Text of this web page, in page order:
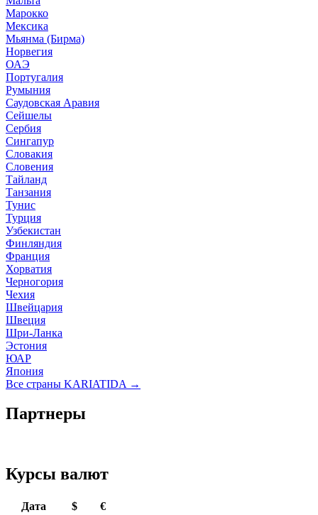
Марокко
Мексика
Мьянма (Бирма)
Норвегия
ОАЭ
Португалия
Румыния
Саудовская Аравия
Сейшелы
Сербия
Сингапур
Словакия
Словения
Тайланд
Танзания
Тунис
Турция
Узбекистан
Финляндия
Франция
Хорватия
Черногория
Чехия
Швейцария
Швеция
Шри-Ланка
Эстония
ЮАР
Япония
Все страны KARIATIDA →
Партнеры
Курсы валют
Дата $
€